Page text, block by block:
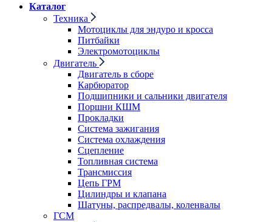
Каталог
Техника
Мотоциклы для эндуро и кросса
Питбайки
Электромотоциклы
Двигатель
Двигатель в сборе
Карбюратор
Подшипники и сальники двигателя
Поршни КШМ
Прокладки
Система зажигания
Система охлаждения
Сцепление
Топливная система
Трансмиссия
Цепь ГРМ
Цилиндры и клапана
Шатуны, распредвалы, коленвалы
ГСМ